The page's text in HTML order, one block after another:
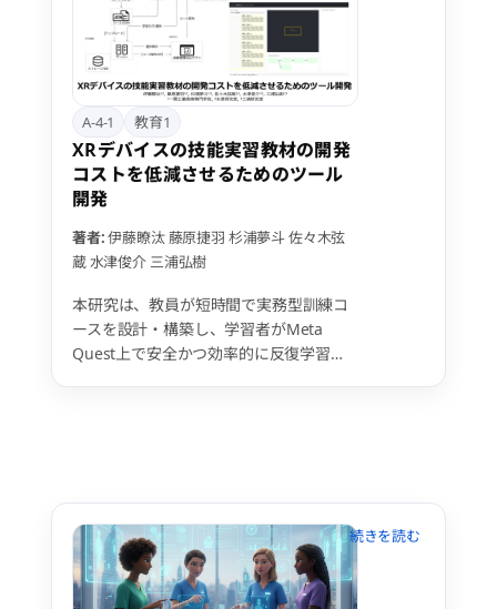
A-4-1 教育1
XRデバイスの技能実習教材の開発
コストを低減させるためのツール
開発
著者:伊藤瞭汰藤原捷羽 杉浦夢斗佐々木弦
蔵水津俊介三浦弘樹
本研究は、教員が短時間で実務型訓練コ
ースを設計・構築し、学習者がMeta
Quest上で安全かつ効率的に反復学習で
素で構成される。 コース作成ツールはPC
向けのスタンドアロンアプリとして、グ
リッドスナップによる直感的な3Dアセッ
ト配置機能と、教員が学習手順・成功条
件を設定できる機能を提供する。作成さ